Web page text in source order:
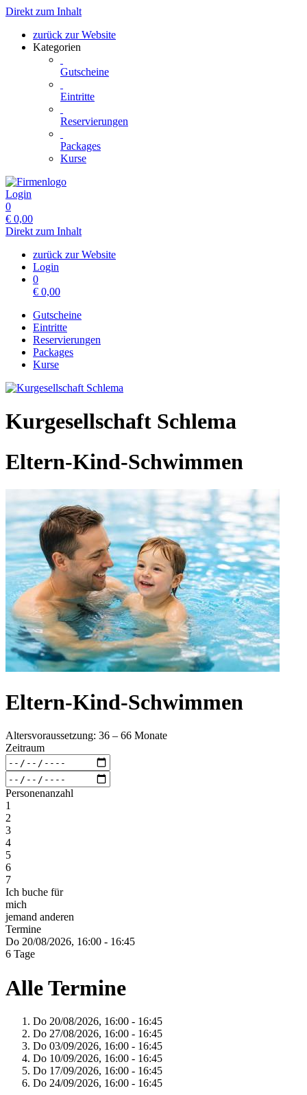
Direkt zum Inhalt
zurück zur Website
Kategorien
Gutscheine
Eintritte
Reservierungen
Packages
Kurse
Login
0
€ 0,00
Direkt zum Inhalt
zurück zur Website
Login
0
€ 0,00
Gutscheine
Eintritte
Reservierungen
Packages
Kurse
Kurgesellschaft Schlema
Eltern-Kind-Schwimmen
Eltern-Kind-Schwimmen
Altersvoraussetzung: 36 – 66 Monate
Zeitraum
Personenanzahl
1
2
3
4
5
6
7
Ich buche für
mich
jemand anderen
Termine
Do 20/08/2026, 16:00 - 16:45
6 Tage
Alle Termine
Do 20/08/2026, 16:00 - 16:45
Do 27/08/2026, 16:00 - 16:45
Do 03/09/2026, 16:00 - 16:45
Do 10/09/2026, 16:00 - 16:45
Do 17/09/2026, 16:00 - 16:45
Do 24/09/2026, 16:00 - 16:45